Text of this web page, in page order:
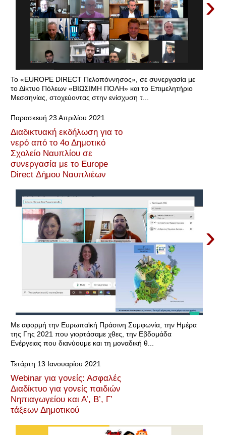
›
Το «EUROPE DIRECT Πελοπόννησος», σε συνεργασία με
το Δίκτυο Πόλεων «ΒΙΩΣΙΜΗ ΠΟΛΗ» και το Επιμελητήριο
Μεσσηνίας, στοχεύοντας στην ενίσχυση τ...
Παρασκευή 23 Απριλίου 2021
Διαδικτυακή εκδήλωση για το
νερό από το 4ο Δημοτικό
Σχολείο Ναυπλίου σε
συνεργασία με το Europe
Direct Δήμου Ναυπλιέων
›
Με αφορμή την Ευρωπαϊκή Πράσινη Συμφωνία, την Ημέρα
της Γης 2021 που γιορτάσαμε χθες, την Εβδομάδα
Ενέργειας που διανύουμε και τη μοναδική θ...
Τετάρτη 13 Ιανουαρίου 2021
Webinar για γονείς: Ασφαλές
Διαδίκτυο για γονείς παιδιών
Νηπιαγωγείου και Α’, Β’, Γ’
τάξεων Δημοτικού